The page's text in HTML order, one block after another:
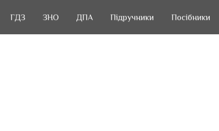
ГДЗ
ГДЗ ЗНО
ЗНО ДПА
ДПА Підручники
Підручники Посібники
Посібники